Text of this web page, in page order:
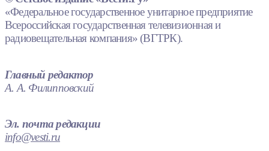
«Федеральное государственное унитарное предприятие
Всероссийская государственная телевизионная и
радиовещательная компания» (ВГТРК).
Главный редактор
А. А. Филипповский
Эл. почта редакции
info@vesti.ru